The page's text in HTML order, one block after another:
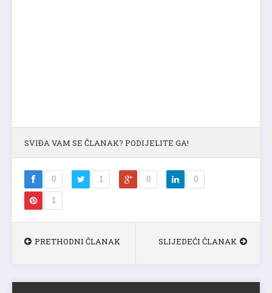
SVIĐA VAM SE ČLANAK? PODIJELITE GA!
0 1 0 0
1
PRETHODNI ČLANAK SLIJEDEĆI ČLANAK